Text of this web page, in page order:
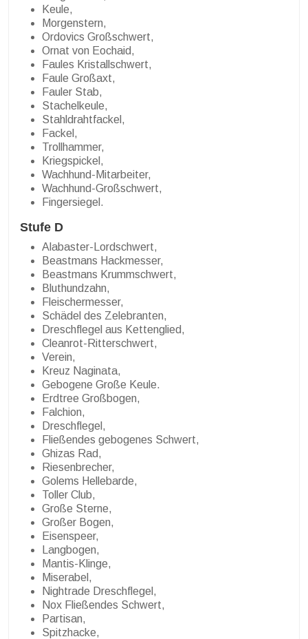
Keule,
Morgenstern,
Ordovics Großschwert,
Ornat von Eochaid,
Faules Kristallschwert,
Faule Großaxt,
Fauler Stab,
Stachelkeule,
Stahldrahtfackel,
Fackel,
Trollhammer,
Kriegspickel,
Wachhund-Mitarbeiter,
Wachhund-Großschwert,
Fingersiegel.
Stufe D
Alabaster-Lordschwert,
Beastmans Hackmesser,
Beastmans Krummschwert,
Bluthundzahn,
Fleischermesser,
Schädel des Zelebranten,
Dreschflegel aus Kettenglied,
Cleanrot-Ritterschwert,
Verein,
Kreuz Naginata,
Gebogene Große Keule.
Erdtree Großbogen,
Falchion,
Dreschflegel,
Fließendes gebogenes Schwert,
Ghizas Rad,
Riesenbrecher,
Golems Hellebarde,
Toller Club,
Große Sterne,
Großer Bogen,
Eisenspeer,
Langbogen,
Mantis-Klinge,
Miserabel,
Nightrade Dreschflegel,
Nox Fließendes Schwert,
Partisan,
Spitzhacke,